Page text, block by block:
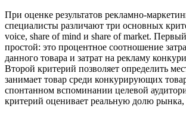
При оценке результатов рекламно-
специалисты различают три основных
voice, share of mind и share of market.
простой: это процентное соотношение
данного товара и затрат на рекламу
Второй критерий позволяет определить
занимает товар среди конкурирующих
спонтанном вспоминании целевой
критерий оценивает реальную долю рынка,